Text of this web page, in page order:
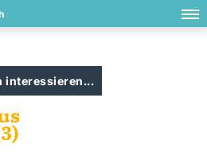
interessieren...